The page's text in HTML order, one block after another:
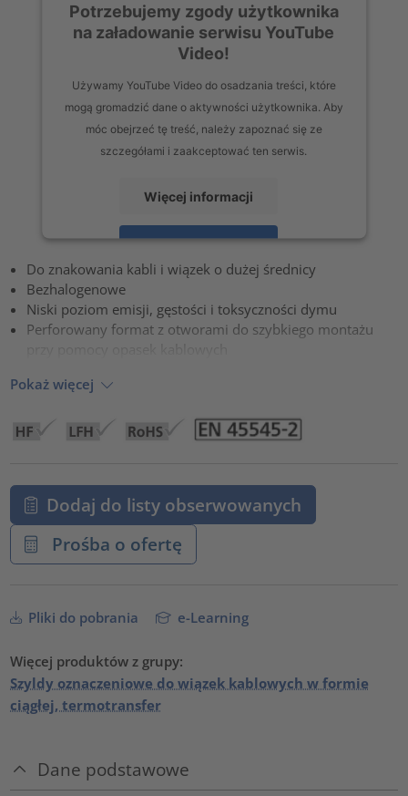
Potrzebujemy zgody użytkownika
na załadowanie serwisu YouTube
Video!
Używamy YouTube Video do osadzania treści, które
mogą gromadzić dane o aktywności użytkownika. Aby
móc obejrzeć tę treść, należy zapoznać się ze
szczegółami i zaakceptować ten serwis.
Więcej informacji
Zaakceptuj
powered byUsercentrics Consent Management Platform
Do znakowania kabli i wiązek o dużej średnicy
Bezhalogenowe
Niski poziom emisji, gęstości i toksyczności dymu
Perforowany format z otworami do szybkiego montażu
Pokaż więcej
Dodaj do listy obserwowanych
Prośba o ofertę
Pliki do pobrania e-Learning
Więcej produktów z grupy:
Szyldy oznaczeniowe do wiązek kablowych w formie
ciągłej, termotransfer
Dane podstawowe